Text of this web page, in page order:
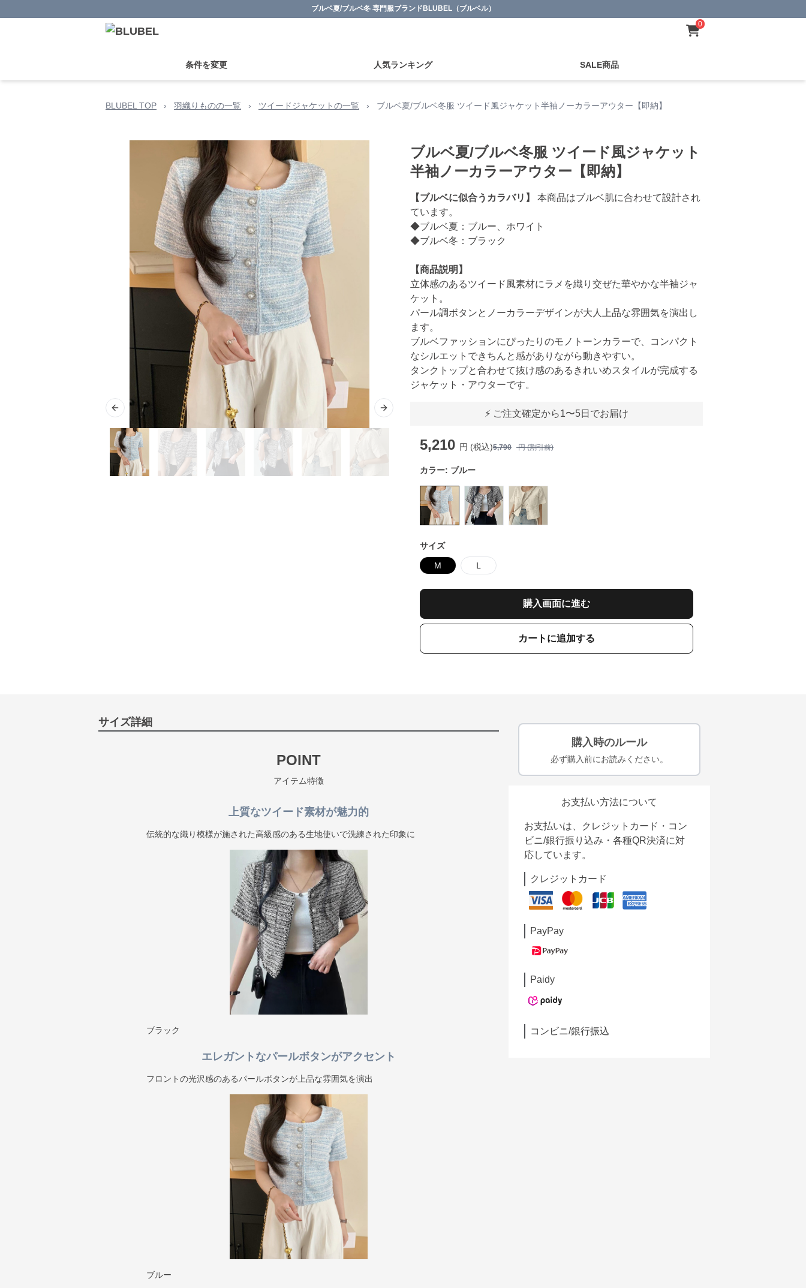
ブルベ夏/ブルベ冬 専門服ブランドBLUBEL（ブルベル）
0
条件を変更 人気ランキング SALE商品
BLUBEL TOP › 羽織りものの一覧 › ツイードジャケットの一覧 › ブルベ夏/ブルベ冬服 ツイード風ジャケット半袖ノーカラーアウター【即納】
Previous slide Next slide
ブルベ夏/ブルベ冬服 ツイード風ジャケット
半袖ノーカラーアウター【即納】
【ブルベに似合うカラバリ】
本商品はブルベ肌に合わせて設計され
ています。
◆ブルベ夏：ブルー、ホワイト
◆ブルベ冬：ブラック
【商品説明】
立体感のあるツイード風素材にラメを織り交ぜた華やかな半袖ジャ
ケット。
パール調ボタンとノーカラーデザインが大人上品な雰囲気を演出し
ます。
ブルベファッションにぴったりのモノトーンカラーで、コンパクト
なシルエットできちんと感がありながら動きやすい。
タンクトップと合わせて抜け感のあるきれいめスタイルが完成する
ジャケット・アウターです。
⚡ ご注文確定から1〜5日でお届け
5,210 円 (税込)5,790 円 (割引前)
カラー: ブルー
サイズ
M L
購入画面に進む
カートに追加する
サイズ詳細
POINT
アイテム特徴
上質なツイード素材が魅力的
伝統的な織り模様が施された高級感のある生地使いで洗練された印象に
ブラック
エレガントなパールボタンがアクセント
フロントの光沢感のあるパールボタンが上品な雰囲気を演出
ブルー
購入時のルール
必ず購入前にお読みください。
お支払い方法について
お支払いは、クレジットカード・コン
ビニ/銀行振り込み・各種QR決済に対
応しています。
クレジットカード
PayPay
Paidy
コンビニ/銀行振込